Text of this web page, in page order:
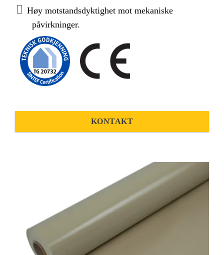
Høy motstandsdyktighet mot mekaniske
påvirkninger.
KONTAKT